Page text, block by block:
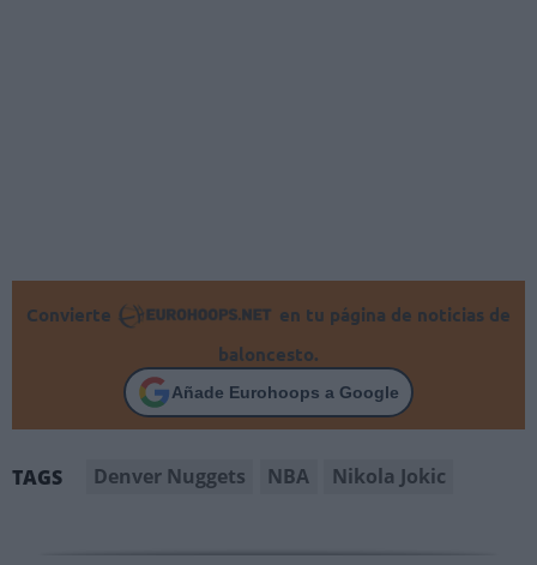
Convierte
en tu página de noticias de
baloncesto.
Añade Eurohoops a Google
TAGS Denver Nuggets NBA Nikola Jokic